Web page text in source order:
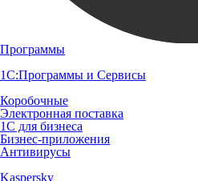
Программы
1С:Программы и Сервисы
Коробочные
Электронная поставка
1С для бизнеса
Бизнес-приложения
Антивирусы
Kaspersky